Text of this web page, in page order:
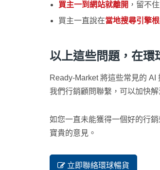
買主一到網站就離開 ，留不
買主一直說在當地搜尋引擎
以上這些問題，在環
Ready-Market 將這些常見的
我們行銷顧問聯繫，可以加快
如您一直未能獲得一個好的行
寶貴的意見。
立即聯絡環球暢貨